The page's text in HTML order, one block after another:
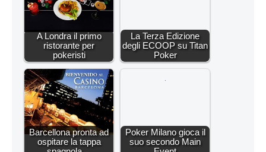
A Londra il primo
ristorante per
pokeristi
La Terza Edizione
degli ECOOP su Titan
Poker
Barcellona pronta ad
ospitare la tappa
Poker Milano gioca il
suo secondo Main